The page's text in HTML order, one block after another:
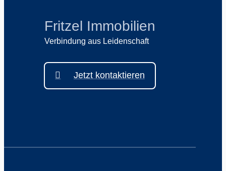
Fritzel Immobilien
Verbindung aus Leidenschaft
Jetzt kontaktieren